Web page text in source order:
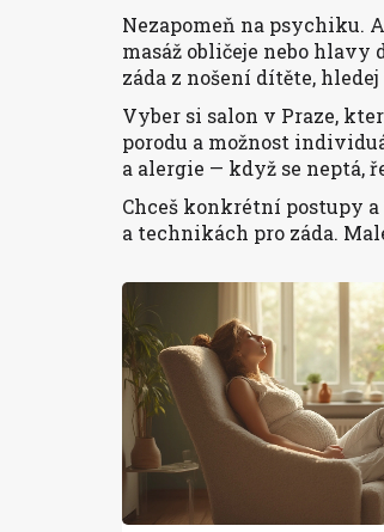
Nezapomeň na psychiku.
masáž obličeje nebo
záda z nošení dítěte,
Vyber si salon v Praze,
porodu a možnost
a alergie — když se neptá,
Chceš konkrétní postupy
a technikách pro záda.